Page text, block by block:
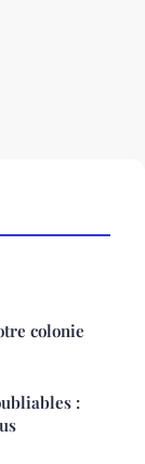
colonie
: